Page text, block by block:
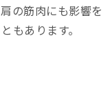
の筋肉にも影響を
もあります。